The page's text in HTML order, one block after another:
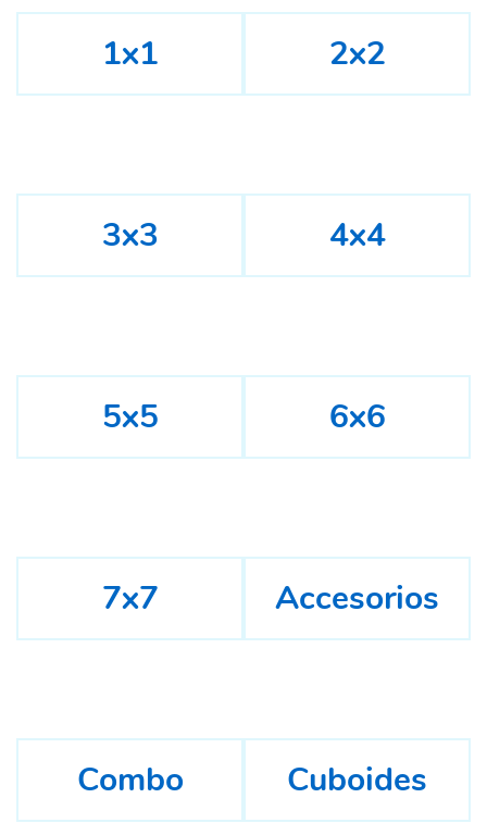
1x1 2x2
3x3 4x4
5x5 6x6
7x7 Accesorios
Combo Cuboides